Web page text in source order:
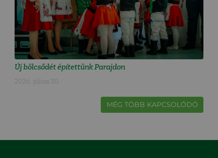
Új bölcsődét építettünk Parajdon
2026. július 30.
MÉG TÖBB KAPCSOLÓDÓ